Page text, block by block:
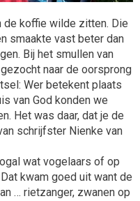
de koffie wilde zitten. Die
smaakte vast beter dan
Bij het smullen van
naar de oorsprong
Wer betekent plaats
van God konden we
Het was daar, dat je de
schrijfster Nienke van
wat vogelaars of op
kwam goed uit want de
… rietzanger, zwanen op